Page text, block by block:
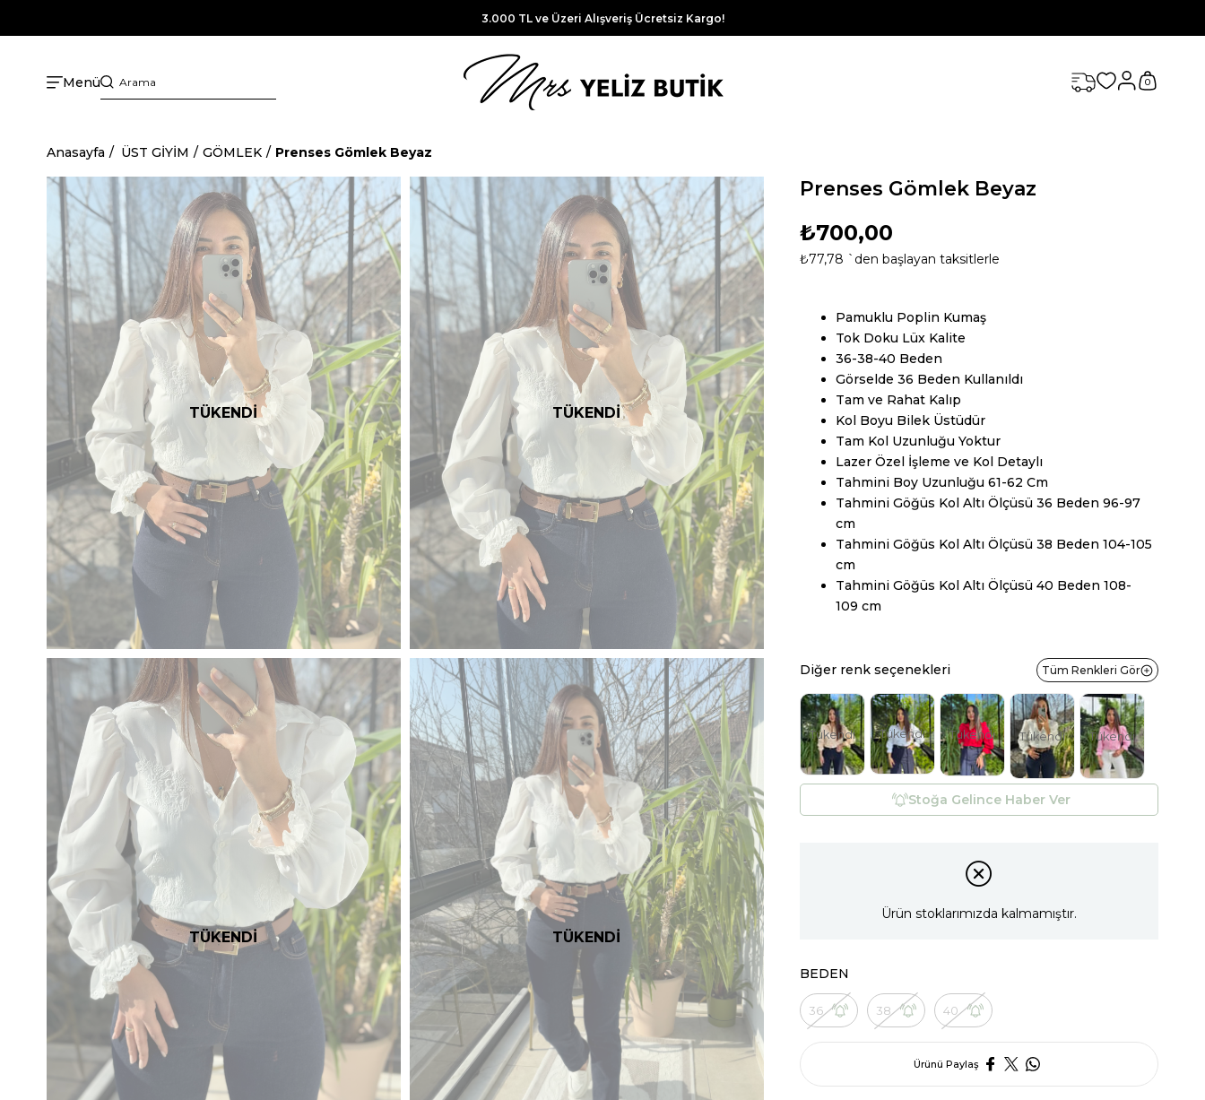
3.000 TL ve Üzeri Alışveriş Ücretsiz Kargo!
Menü 0
Anasayfa ÜST GİYİM GÖMLEK Prenses Gömlek Beyaz
TÜKENDİ TÜKENDİ
TÜKENDİ TÜKENDİ
Prenses Gömlek Beyaz
₺700,00
₺77,78 `den başlayan taksitlerle
Pamuklu Poplin Kumaş
Tok Doku Lüx Kalite
36-38-40 Beden
Görselde 36 Beden Kullanıldı
Tam ve Rahat Kalıp
Kol Boyu Bilek Üstüdür
Tam Kol Uzunluğu Yoktur
Lazer Özel İşleme ve Kol Detaylı
Tahmini Boy Uzunluğu 61-62 Cm
Tahmini Göğüs Kol Altı Ölçüsü 36 Beden 96-97
cm
Tahmini Göğüs Kol Altı Ölçüsü 38 Beden 104-105
cm
Tahmini Göğüs Kol Altı Ölçüsü 40 Beden 108-
109 cm
Diğer renk seçenekleri Tüm Renkleri Gör
Tükendi Tükendi Tükendi Tükendi Tükendi
Stoğa Gelince Haber Ver
Ürün stoklarımızda kalmamıştır.
BEDEN
36 38 40
Ürünü Paylaş